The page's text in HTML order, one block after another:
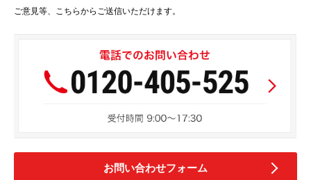
ご意見等、こちらからご送信いただけます。
お問い合わせフォーム